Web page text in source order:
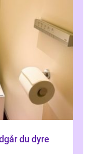
du dyre